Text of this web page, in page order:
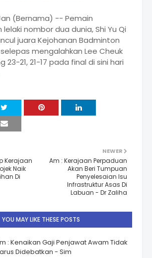
Jan (Bernama) -- Pemain
nombor dua dunia, Shi Yu Qi
juara Kejohanan Badminton
mengalahkan Lee Cheuk
23-21, 21-17 pada final di sini hari
NEWER
Am : Kerajaan Perpaduan
Akan Beri Tumpuan
Penyelesaian Isu
Infrastruktur Asas Di
Labuan - Dr Zaliha
Kerajaan
Naik
Di
YOU MAY LIKE THESE POSTS
: Kenaikan Gaji Penjawat Awam Tidak
Didebatkan - Sim